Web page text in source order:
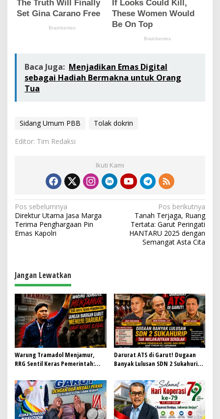
Baca Juga: Menjadikan Emas Digital
sebagai Hadiah Bermakna untuk Orang
Tua
Sidang Umum PBB
Tolak dokrin
Editor: Tim Redaksi
Ikuti Kami
N
a
v
a
s
i
p
o
s
Pos sebelumnya
Direktur Utama Jasa Marga
Terima Penghargaan Pin
Emas Kapolri
Pos berikutnya
Tanah Terjaga, Ruang
Tertata: Garut Peringati
HANTARU 2025 dengan
Semangat Asta Cita
Jangan Lewatkan
Warung Tramadol Menjamur,
RRG Sentil Keras Pemerintah:
Darurat Obat Keras Ilegal
Darurat ATS di Garut! Dugaan
Banyak Lulusan SDN 2 Sukahurip
Pendidikan, Disdik dan DPRD Siap
Turun ke Lapangan